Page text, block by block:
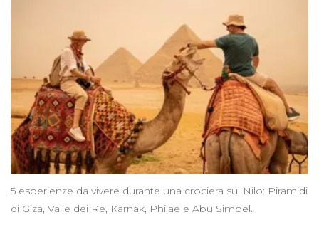
5 esperienze da vivere durante una crociera sul Nilo: Piramidi
di Giza, Valle dei Re, Karnak, Philae e Abu Simbel.